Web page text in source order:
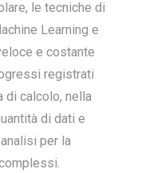
le tecniche di
Learning e
e costante
registrati
di calcolo, nella
di dati e
per la